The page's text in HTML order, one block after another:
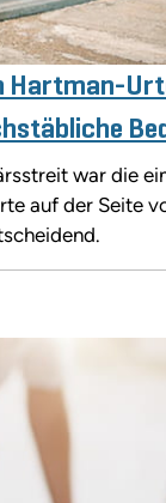
Hartman-
war die
auf der Seite